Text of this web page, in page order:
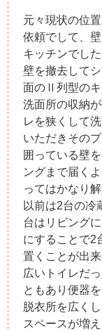
元々現状の位
依頼でして、
キッチンでし
壁を撤去して
面のⅡ列型のキ
洗面所の収納
レを狭くして
いただきその
囲っている壁
ングまで届く
ってはかなり
以前は2台の冷
台はリビング
にすることで2
置くことが出
広いトイレだ
ともあり便器
脱衣所を広く
スペースが増え